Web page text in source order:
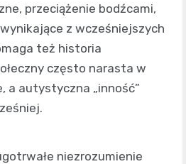
przeciążenie bodźcami,
z wcześniejszych
też historia
często narasta w
a autystyczna „inność”
niezrozumienie